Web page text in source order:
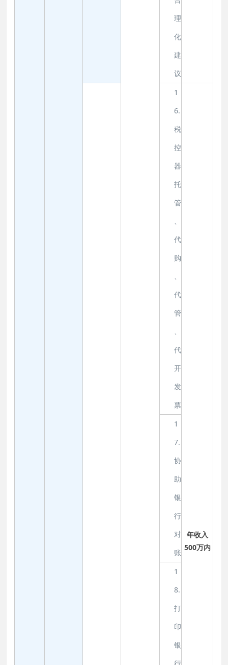
理
化
建
议
1
6.
税
控
器
托
管
代
购
代
管
代
开
发
票
年收入
500万内
1
7.
协
助
银
行
对
账
1
8.
打
印
银
行